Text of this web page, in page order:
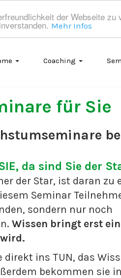
der Webseite
Mehr Infos
Coaching
für Sie
da sind Sie der
der Star, ist daran zu
Seminar
sondern nur noch
Wissen bringt erst
ins TUN, das
bekommen sie